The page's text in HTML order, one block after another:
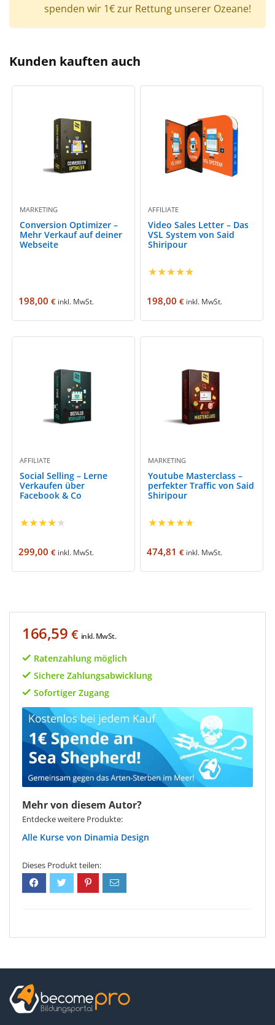
spenden wir 1€ zur Rettung unserer Ozeane!
Kunden kauften auch
MARKETING
Conversion Optimizer –
Mehr Verkauf auf deiner
Webseite
198,00€ inkl. MwSt.
AFFILIATE
Video Sales Letter – Das
VSL System von Said
Shiripour
★★★★★
198,00€ inkl. MwSt.
AFFILIATE
Social Selling – Lerne
Verkaufen über
Facebook & Co
★★★★★
299,00€ inkl. MwSt.
MARKETING
Youtube Masterclass –
perfekter Traffic von Said
Shiripour
★★★★★
474,81€ inkl. MwSt.
166,59 € inkl. MwSt.
Ratenzahlung möglich
Sichere Zahlungsabwicklung
Sofortiger Zugang
Mehr von diesem Autor?
Entdecke weitere Produkte:
Dinamia Design